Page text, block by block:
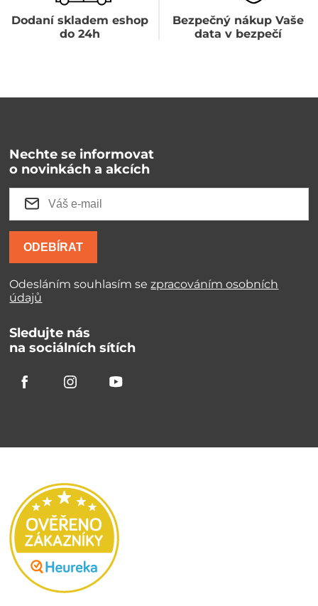
Dodaní skladem eshop
do 24h
Bezpečný nákup Vaše
data v bezpečí
Nechte se informovat
o novinkách a akcích
ODEBÍRAT
Odesláním souhlasím sezpracováním osobních
údajů
Sledujte nás
na sociálních sítích